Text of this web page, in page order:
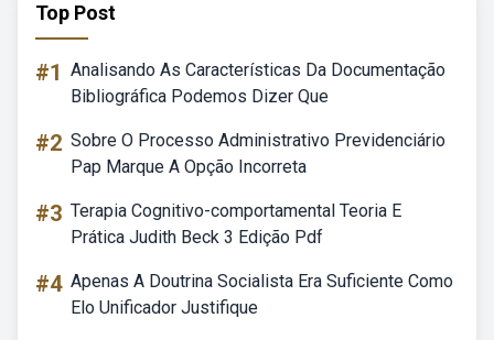
Top Post
#1 Analisando As Características Da Documentação
Bibliográfica Podemos Dizer Que
#2 Sobre O Processo Administrativo Previdenciário
Pap Marque A Opção Incorreta
#3 Terapia Cognitivo-comportamental Teoria E
Prática Judith Beck 3 Edição Pdf
#4 Apenas A Doutrina Socialista Era Suficiente Como
Elo Unificador Justifique